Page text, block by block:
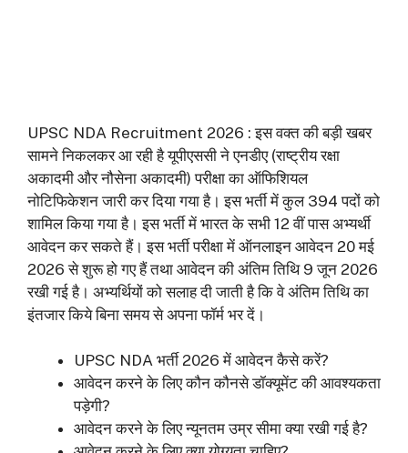
UPSC NDA Recruitment 2026 : इस वक्त की बड़ी खबर
सामने निकलकर आ रही है यूपीएससी ने एनडीए (राष्ट्रीय रक्षा
अकादमी और नौसेना अकादमी) परीक्षा का ऑफिशियल
नोटिफिकेशन जारी कर दिया गया है। इस भर्ती में कुल 394 पदों को
शामिल किया गया है। इस भर्ती में भारत के सभी 12 वीं पास अभ्यर्थी
आवेदन कर सकते हैं। इस भर्ती परीक्षा में ऑनलाइन आवेदन 20 मई
2026 से शुरू हो गए हैं तथा आवेदन की अंतिम तिथि 9 जून 2026
रखी गई है। अभ्यर्थियों को सलाह दी जाती है कि वे अंतिम तिथि का
इंतजार किये बिना समय से अपना फॉर्म भर दें।
UPSC NDA भर्ती 2026 में आवेदन कैसे करें?
आवेदन करने के लिए कौन कौनसे डॉक्यूमेंट की आवश्यकता
पड़ेगी?
आवेदन करने के लिए न्यूनतम उम्र सीमा क्या रखी गई है?